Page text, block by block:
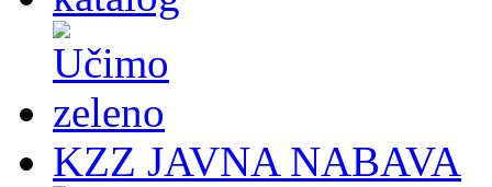
KZZ JAVNA NABAVA